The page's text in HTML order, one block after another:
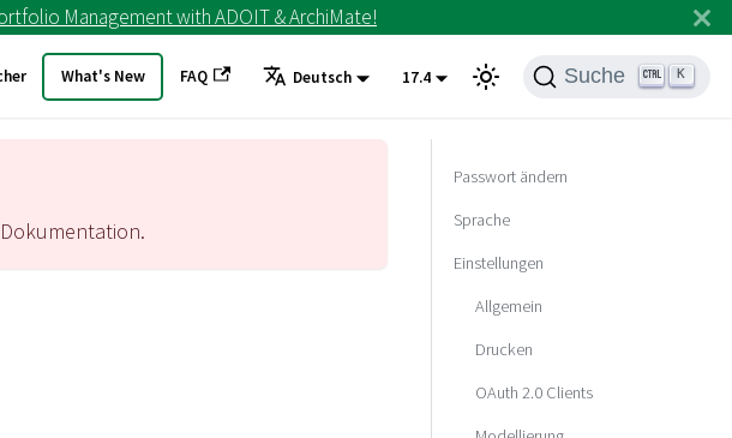
Management with ADOIT & ArchiMate!
What's New FAQ Deutsch 17.4 Suche K
Dokumentation.
Passwort ändern
Sprache
Einstellungen
Allgemein
Drucken
OAuth 2.0 Clients